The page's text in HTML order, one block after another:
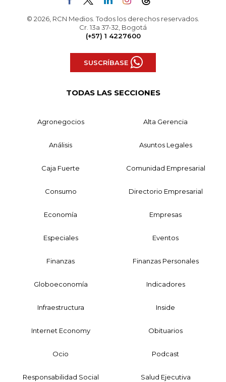
© 2026, RCN Medios. Todos los derechos reservados.
Cr. 13a 37-32, Bogotá
(+57) 1 4227600
SUSCRÍBASE
TODAS LAS SECCIONES
Agronegocios Alta Gerencia
Análisis Asuntos Legales
Caja Fuerte Comunidad Empresarial
Consumo Directorio Empresarial
Economía Empresas
Especiales Eventos
Finanzas Finanzas Personales
Globoeconomía Indicadores
Infraestructura Inside
Internet Economy Obituarios
Ocio Podcast
Responsabilidad Social Salud Ejecutiva